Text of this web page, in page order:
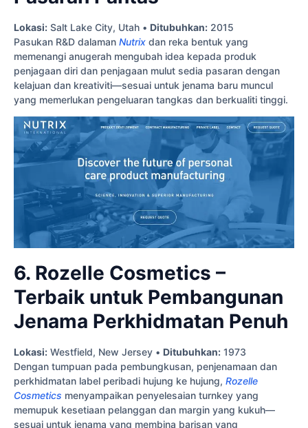
Lokasi: Salt Lake City, Utah • Ditubuhkan: 2015
Pasukan R&D dalaman Nutrix dan reka bentuk yang
memenangi anugerah mengubah idea kepada produk
penjagaan diri dan penjagaan mulut sedia pasaran dengan
kelajuan dan kreativiti—sesuai untuk jenama baru muncul
yang memerlukan pengeluaran tangkas dan berkualiti tinggi.
6. Rozelle Cosmetics –
Terbaik untuk Pembangunan
Jenama Perkhidmatan Penuh
Lokasi: Westfield, New Jersey • Ditubuhkan: 1973
Dengan tumpuan pada pembungkusan, penjenamaan dan
perkhidmatan label peribadi hujung ke hujung, Rozelle
Cosmetics menyampaikan penyelesaian turnkey yang
memupuk kesetiaan pelanggan dan margin yang kukuh—
sesuai untuk jenama yang membina barisan yang